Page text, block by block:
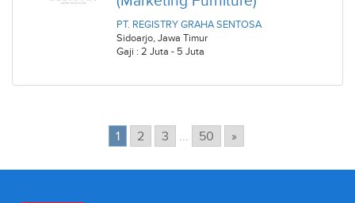
PT. REGISTRY GRAHA SENTOSA
Sidoarjo, Jawa Timur
Gaji : 2 Juta - 5 Juta
1 2 3 50 »